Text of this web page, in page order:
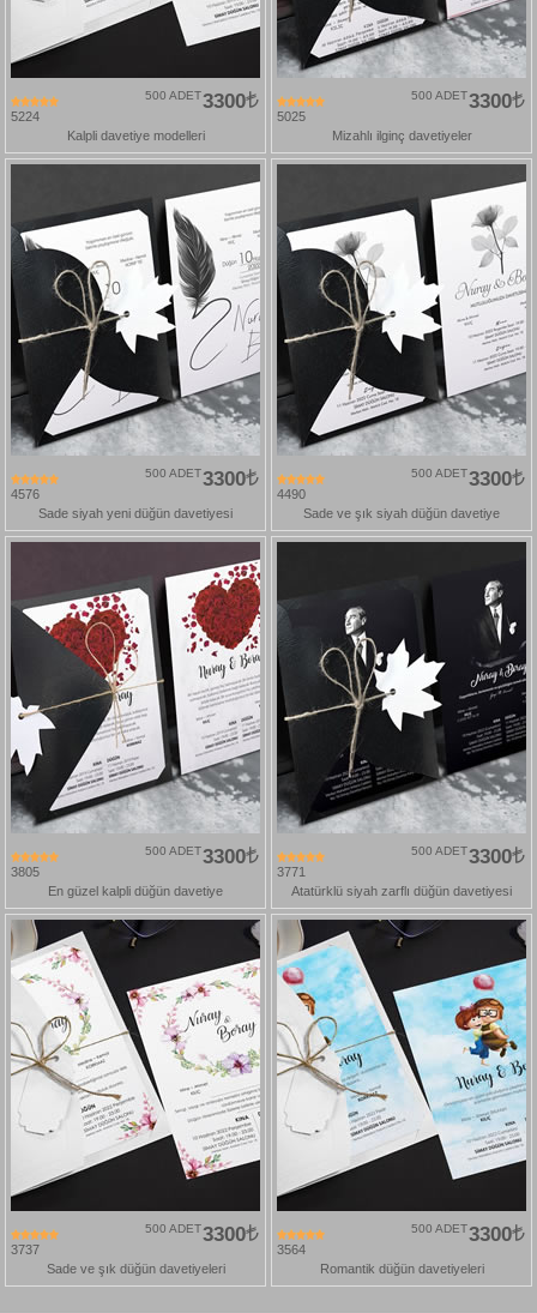
5224
3300
500 ADET
Kalpli davetiye modelleri
5025
3300
500 ADET
Mizahlı ilginç davetiyeler
4576
3300
500 ADET
Sade siyah yeni düğün davetiyesi
4490
3300
500 ADET
Sade ve şık siyah düğün davetiye
3805
3300
500 ADET
En güzel kalpli düğün davetiye
3771
3300
500 ADET
Atatürklü siyah zarflı düğün davetiyesi
3737
3300
500 ADET
Sade ve şık düğün davetiyeleri
3564
3300
500 ADET
Romantik düğün davetiyeleri